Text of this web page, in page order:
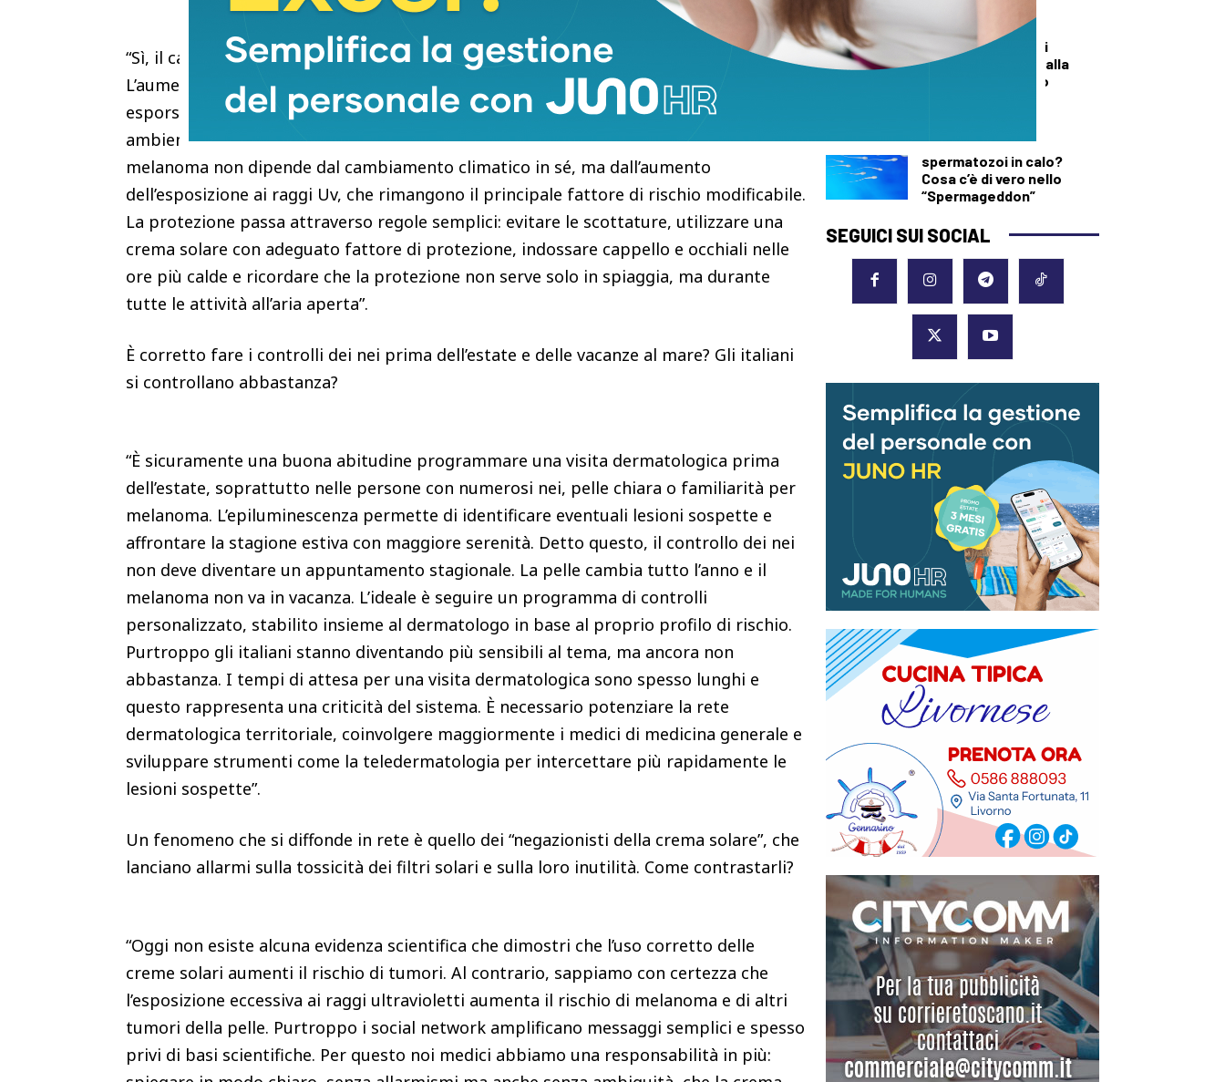
“Sì, il cambiamento climatico rappresenta un elemento di cui dobbiamo tenere conto.
L’aumento delle temperature porta le persone a trascorrere più tempo all’aperto e a
esporsi maggiormente ai raggi ultravioletti. Inoltre, le ondate di calore e le variazioni
ambientali modificano le nostre abitudini di esposizione al sole. Naturalmente il
melanoma non dipende dal cambiamento climatico in sé, ma dall’aumento
dell’esposizione ai raggi Uv, che rimangono il principale fattore di rischio modificabile.
La protezione passa attraverso regole semplici: evitare le scottature, utilizzare una
crema solare con adeguato fattore di protezione, indossare cappello e occhiali nelle
ore più calde e ricordare che la protezione non serve solo in spiaggia, ma durante
tutte le attività all’aria aperta”.
È corretto fare i controlli dei nei prima dell’estate e delle vacanze al mare? Gli italiani
si controllano abbastanza?
“È sicuramente una buona abitudine programmare una visita dermatologica prima
dell’estate, soprattutto nelle persone con numerosi nei, pelle chiara o familiarità per
melanoma. L’epiluminescenza permette di identificare eventuali lesioni sospette e
affrontare la stagione estiva con maggiore serenità. Detto questo, il controllo dei nei
non deve diventare un appuntamento stagionale. La pelle cambia tutto l’anno e il
melanoma non va in vacanza. L’ideale è seguire un programma di controlli
personalizzato, stabilito insieme al dermatologo in base al proprio profilo di rischio.
Purtroppo gli italiani stanno diventando più sensibili al tema, ma ancora non
abbastanza. I tempi di attesa per una visita dermatologica sono spesso lunghi e
questo rappresenta una criticità del sistema. È necessario potenziare la rete
dermatologica territoriale, coinvolgere maggiormente i medici di medicina generale e
sviluppare strumenti come la teledermatologia per intercettare più rapidamente le
lesioni sospette”.
Un fenomeno che si diffonde in rete è quello dei “negazionisti della crema solare”, che
lanciano allarmi sulla tossicità dei filtri solari e sulla loro inutilità. Come contrastarli?
“Oggi non esiste alcuna evidenza scientifica che dimostri che l’uso corretto delle
creme solari aumenti il rischio di tumori. Al contrario, sappiamo con certezza che
l’esposizione eccessiva ai raggi ultravioletti aumenta il rischio di melanoma e di altri
tumori della pelle. Purtroppo i social network amplificano messaggi semplici e spesso
privi di basi scientifiche. Per questo noi medici abbiamo una responsabilità in più:
Un’altra giornata di
incendi di bosco, dalla
Toscana al Mugello
Testosterone e
spermatozoi in calo?
Cosa c’è di vero nello
“Spermageddon”
SEGUICI SUI SOCIAL